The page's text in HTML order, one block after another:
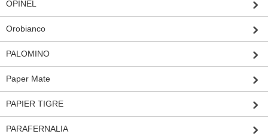
OPINEL
Orobianco
PALOMINO
Paper Mate
PAPIER TIGRE
PARAFERNALIA